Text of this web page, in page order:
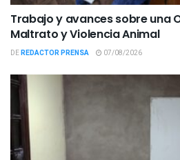
Trabajo y avances sobre una
Maltrato y Violencia Animal
DEREDACTOR PRENSA 07/08/2026